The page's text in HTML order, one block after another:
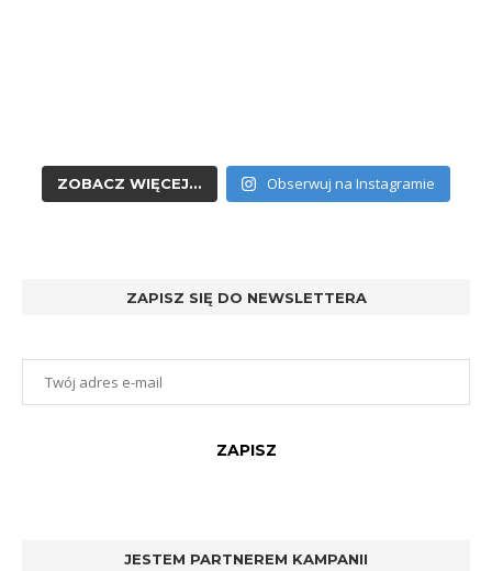
ZOBACZ WIĘCEJ... Obserwuj na Instagramie
ZAPISZ SIĘ DO NEWSLETTERA
JESTEM PARTNEREM KAMPANII